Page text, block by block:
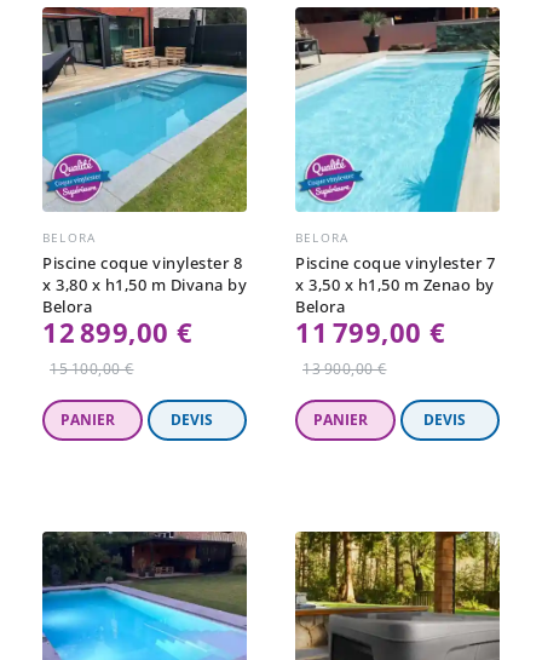
BELORA
Piscine coque vinylester 8
x 3,80 x h1,50 m Divana by
Belora
12 899,00 €Prix
régulier
15 100,00 €
BELORA
Piscine coque vinylester 7
x 3,50 x h1,50 m Zenao by
Belora
11 799,00 €Prix
régulier
13 900,00 €